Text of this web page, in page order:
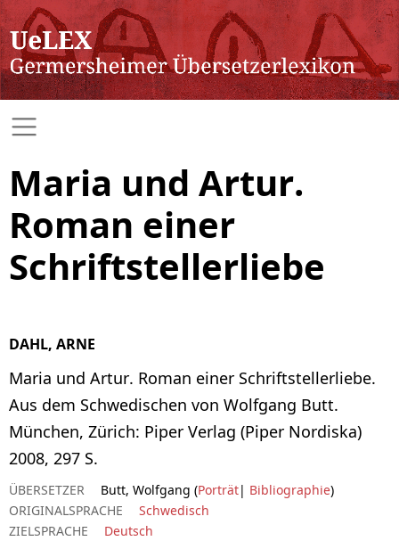
Maria und Artur.
Roman einer
Schriftstellerliebe
DAHL, ARNE
Maria und Artur. Roman einer Schriftstellerliebe.
Aus dem Schwedischen von Wolfgang Butt.
München, Zürich: Piper Verlag (Piper Nordiska)
2008, 297 S.
ÜBERSETZER Butt, Wolfgang (Porträt| Bibliographie)
ORIGINALSPRACHE
Schwedisch
ZIELSPRACHE
Deutsch